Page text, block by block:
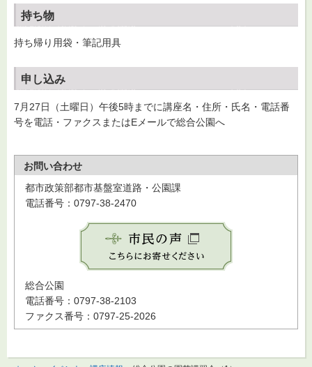
持ち物
持ち帰り用袋・筆記用具
申し込み
7月27日（土曜日）午後5時までに講座名・住所・氏名・電話番
号を電話・ファクスまたはEメールで総合公園へ
お問い合わせ
都市政策部都市基盤室道路・公園課
電話番号：0797-38-2470
総合公園
電話番号：0797-38-2103
ファクス番号：0797-25-2026